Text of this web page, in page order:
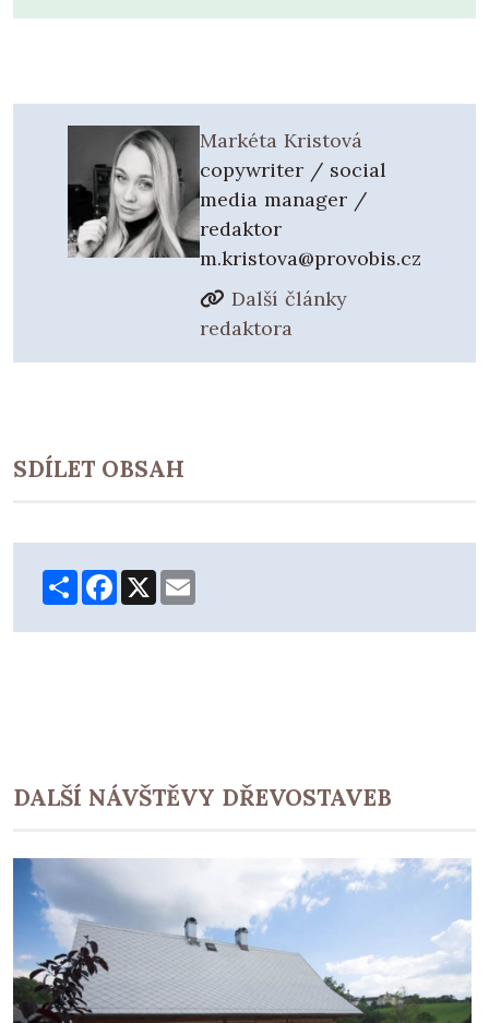
Markéta Kristová
copywriter / social
media manager /
redaktor
m.kristova@provobis.cz
Další články
redaktora
SDÍLET OBSAH
ShareFacebook
X
DALŠÍ NÁVŠTĚVY DŘEVOSTAVEB